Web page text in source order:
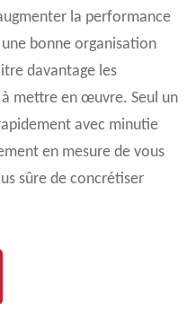
la performance
bonne organisation
davantage les
mettre en œuvre. Seul un
avec minutie
en mesure de vous
sûre de concrétiser